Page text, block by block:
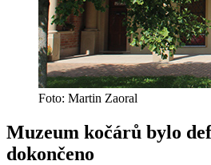
Foto: Martin Zaoral
Muzeum kočárů bylo
dokončeno